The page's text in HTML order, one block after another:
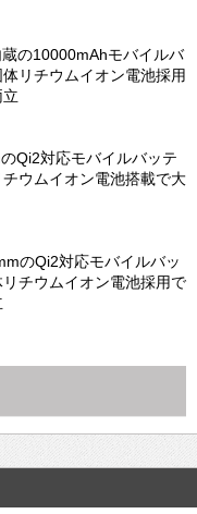
の10000mAhモバイルバ
リチウムイオン電池採用
Qi2対応モバイルバッテ
ウムイオン電池搭載で大
のQi2対応モバイルバッ
チウムイオン電池採用で